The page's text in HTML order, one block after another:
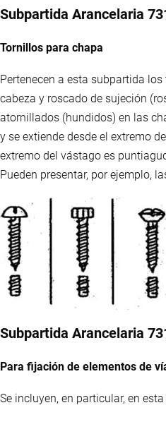
Subpartida Arancelaria
Tornillos para chapa
Pertenecen a esta subpartida
cabeza y roscado de sujeción
atornillados (hundidos) en las
y se extiende desde el extremo
extremo del vástago es
Pueden presentar, por ejemplo,
Subpartida Arancelaria
Para fijación de elementos de
Se incluyen, en particular, en